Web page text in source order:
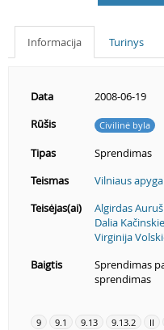
Informacija Turinys
Data
2008-06-19
Rūšis
Civilinė byla
Tipas
Sprendimas
Teismas
Vilniaus
Teisėjas(ai)
Algirdas
Dalia
Virginija
Baigtis
Sprendimas
sprendimas
9 9.1 9.13 9.13.2 II